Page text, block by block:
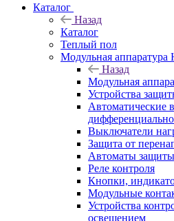
Каталог
Назад
Каталог
Теплый пол
Модульная аппаратура
Назад
Модульная
Устройства
Автоматические
Выключатели
Защита от
Автоматы защиты
Реле контроля
Кнопки,
Модульные
Устройства
освещением